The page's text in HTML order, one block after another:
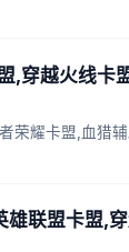
,穿越火线卡
耀卡盟,血猎辅
联盟卡盟,